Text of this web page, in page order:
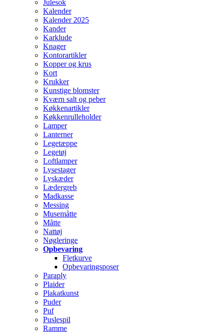
Julesok
Kalender
Kalender 2025
Kander
Karklude
Knager
Kontorartikler
Kopper og krus
Kort
Krukker
Kunstige blomster
Kværn salt og peber
Køkkenartikler
Køkkenrulleholder
Lamper
Lanterner
Legetæppe
Legetøj
Loftlamper
Lysestager
Lyskæder
Lædergreb
Madkasse
Messing
Musemåtte
Måtte
Nattøj
Nøgleringe
Opbevaring
Fletkurve
Opbevaringsposer
Paraply
Plaider
Plakatkunst
Puder
Puf
Puslespil
Ramme